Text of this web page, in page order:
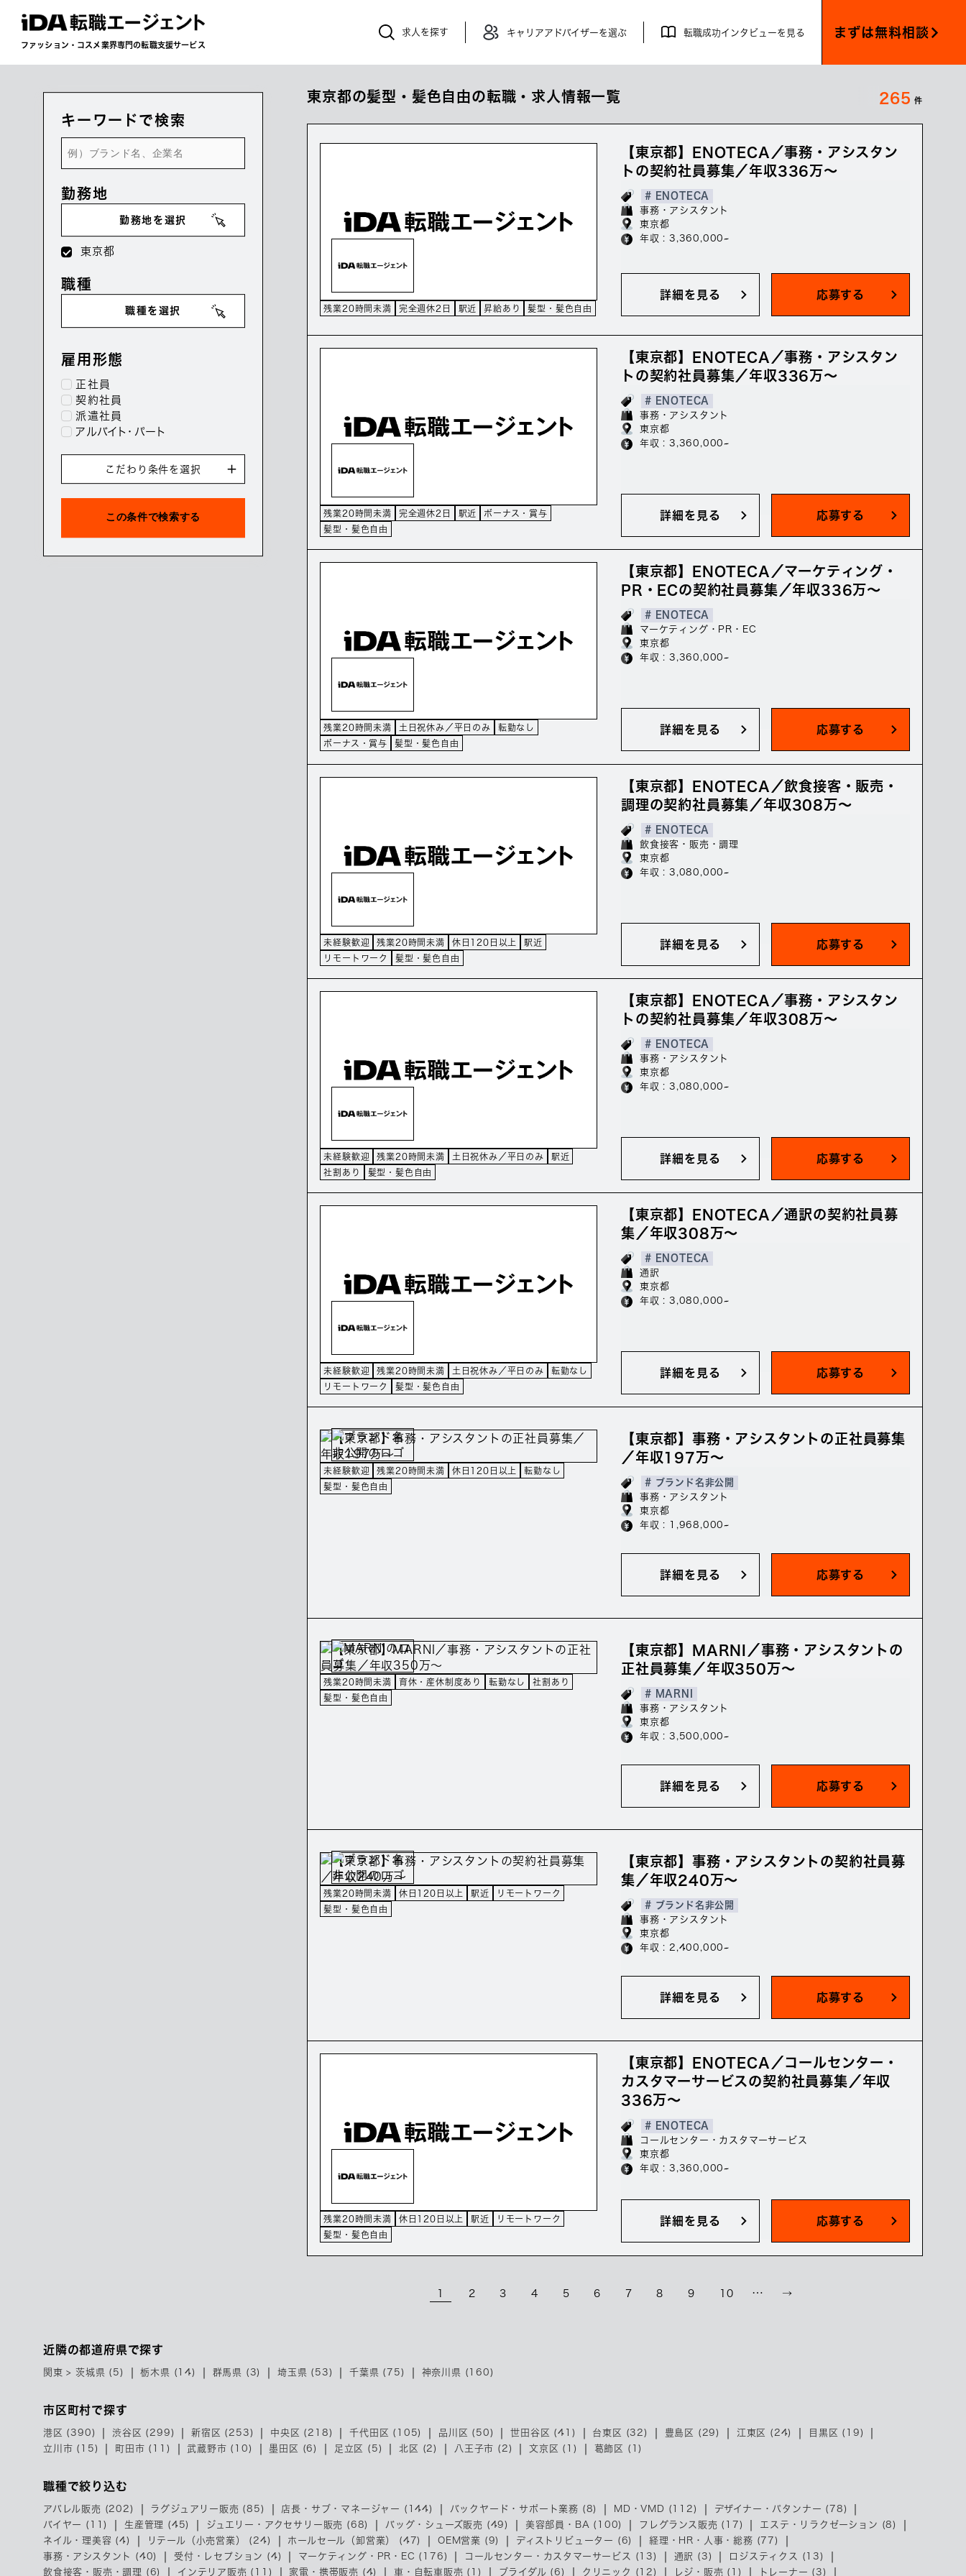
ファッション・コスメ業界専門の転職支援サービス
求人を探す キャリアアドバイザーを選ぶ 転職成功インタビューを見る まずは無料相談
キーワードで検索
勤務地
勤務地を選択
東京都
職種
職種を選択
雇用形態
正社員
契約社員
派遣社員
アルバイト・パート
こだわり条件を選択
東京都の髪型・髪色自由の転職・求人情報一覧 265 件
残業20時間未満 完全週休2日 駅近 昇給あり 髪型・髪色自由
【東京都】ENOTECA／事務・アシスタン
トの契約社員募集／年収336万～
# ENOTECA
事務・アシスタント
東京都
年収 : 3,360,000~
詳細を見る 応募する
残業20時間未満 完全週休2日 駅近
ボーナス・賞与
髪型・髪色自由
【東京都】ENOTECA／事務・アシスタン
トの契約社員募集／年収336万～
# ENOTECA
事務・アシスタント
東京都
年収 : 3,360,000~
詳細を見る 応募する
残業20時間未満 土日祝休み／平日のみ
転勤なし
ボーナス・賞与
髪型・髪色自由
【東京都】ENOTECA／マーケティング・
PR・ECの契約社員募集／年収336万～
# ENOTECA
マーケティング・PR・EC
東京都
年収 : 3,360,000~
詳細を見る 応募する
未経験歓迎 残業20時間未満 休日120日以上
駅近
リモートワーク
髪型・髪色自由
【東京都】ENOTECA／飲食接客・販売・
調理の契約社員募集／年収308万～
# ENOTECA
飲食接客・販売・調理
東京都
年収 : 3,080,000~
詳細を見る 応募する
未経験歓迎 残業20時間未満 土日祝休み／平日のみ
駅近
社割あり
髪型・髪色自由
【東京都】ENOTECA／事務・アシスタン
トの契約社員募集／年収308万～
# ENOTECA
事務・アシスタント
東京都
年収 : 3,080,000~
詳細を見る 応募する
未経験歓迎 残業20時間未満 土日祝休み／平日のみ
転勤なし
リモートワーク
髪型・髪色自由
【東京都】ENOTECA／通訳の契約社員募
集／年収308万～
# ENOTECA
通訳
東京都
年収 : 3,080,000~
詳細を見る 応募する
未経験歓迎 残業20時間未満 休日120日以上
転勤なし
髪型・髪色自由
【東京都】事務・アシスタントの正社員募集
／年収197万～
# ブランド名非公開
事務・アシスタント
東京都
年収 : 1,968,000~
詳細を見る 応募する
残業20時間未満 育休・産休制度あり 転勤なし
社割あり
髪型・髪色自由
【東京都】MARNI／事務・アシスタントの
正社員募集／年収350万～
# MARNI
事務・アシスタント
東京都
年収 : 3,500,000~
詳細を見る 応募する
残業20時間未満 休日120日以上 駅近
リモートワーク
髪型・髪色自由
【東京都】事務・アシスタントの契約社員募
集／年収240万～
# ブランド名非公開
事務・アシスタント
東京都
年収 : 2,400,000~
詳細を見る 応募する
残業20時間未満 休日120日以上 駅近
リモートワーク
髪型・髪色自由
【東京都】ENOTECA／コールセンター・
カスタマーサービスの契約社員募集／年収
336万～
# ENOTECA
コールセンター・カスタマーサービス
東京都
年収 : 3,360,000~
詳細を見る 応募する
1 2 3 4 5 6 7 8 9 10 … →
近隣の都道府県で探す
関東 > 茨城県 (5) 栃木県 (14) 群馬県 (3) 埼玉県 (53) 千葉県 (75) 神奈川県 (160)
市区町村で探す
港区 (390) 渋谷区 (299) 新宿区 (253) 中央区 (218) 千代田区 (105) 品川区 (50) 世田谷区 (41) 台東区 (32) 豊島区 (29) 江東区 (24)
目黒区 (19)
立川市 (15)
町田市 (11) 武蔵野市 (10) 墨田区 (6) 足立区 (5) 北区 (2) 八王子市 (2) 文京区 (1) 葛飾区 (1)
職種で絞り込む
アパレル販売 (202) ラグジュアリー販売 (85) 店長・サブ・マネージャー (144) バックヤード・サポート業務 (8) MD・VMD (112)
デザイナー・パタンナー (78)
バイヤー (11)
生産管理 (45) ジュエリー・アクセサリー販売 (68) バッグ・シューズ販売 (49) 美容部員・BA (100) フレグランス販売 (17)
エステ・リラクゼーション (8)
ネイル・理美容 (4)
リテール（小売営業） (24) ホールセール（卸営業） (47) OEM営業 (9) ディストリビューター (6)
経理・HR・人事・総務 (77)
事務・アシスタント (40)
受付・レセプション (4) マーケティング・PR・EC (176) コールセンター・カスタマーサービス (13) 通訳 (3)
ロジスティクス (13)
飲食接客・販売・調理 (6)
インテリア販売 (11) 家電・携帯販売 (4) 車・自転車販売 (1) ブライダル (6) クリニック (12) レジ・販売 (1) トレーナー (3)